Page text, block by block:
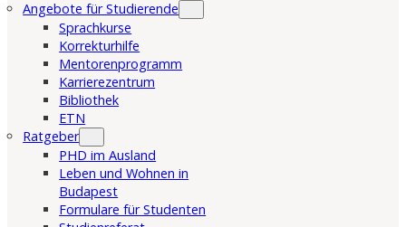
Angebote für Studierende
Sprachkurse
Korrekturhilfe
Mentorenprogramm
Karrierezentrum
Bibliothek
ETN
Ratgeber
PHD im Ausland
Leben und Wohnen in
Budapest
Formulare für Studenten